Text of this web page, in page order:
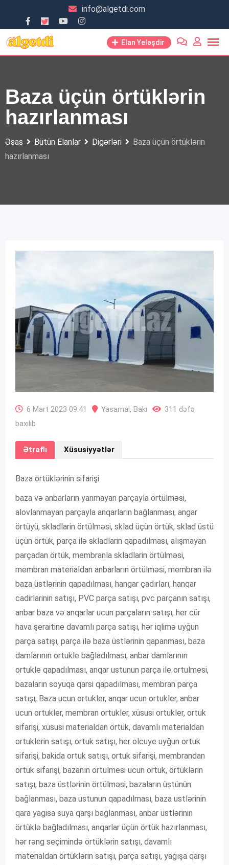
content
info@algetdi.com
Elan Yeləşdir
Baza üçün örtüklərin
hazırlanması
Əsas Bütün Elanlar Digərləri
Baza üçün örtüklərin
hazırlanması
6 Mart 2023 09:41 Yasamal, Bakı
311 dəfə
baxılıb
Ətraflı Xüsusiyyətlər
Baza örtüklərinin sifarişi
baza və anbarların yanmayan parçayla örtülməsi,
alovlanmayan parçayla anqarların bağlanması, angar
örtüyü, skladlarin örtülməsi, sklad üçün örtük, sklad üstü
üçün örtük, parça ilə skladlarin qapadılması, alışmayan
parçadan örtük, membranla skladlarin örtülməsi,
membran materialdan anbarların örtülməsi, membran ilə
baza üstlərinin qapadılması, hangar çadırları, hanqar
cadirlarinin satışı, PVC parça satışı, pvc parçanın satışı,
anbar baza və anqarlar ucun parçaların satışı, her cür
hava şeraitine davamlı parça satışı, hər iqlimə uyğun
parça satışı, parça ilə baza üstlərinin qapanması, baza
damlarının ortukle bağladılması, anbar damlarının
ortukle qapadılması, anqar ustunun parça ile ortulmesi,
bazaların soyuqa qarsi qapadılması, membran parça
satışı, Baza ucun ortukler, anqar ucun ortukler, anbar
ucun ortukler, membran ortukler, xüsusi ortukler, ortuk
sifarişi, xüsusi materialdan örtük, davamlı materialdan
ortuklerin satışı, ortuk satışı, her olcuye uyğun ortuk
sifarişi, bakida ortuk satışı, ortuk sifarişi, membrandan
ortuk sifarişi, bazanın ortulmesi ucun ortuk, örtüklərin
satışı, baza üstlərinin örtülməsi, bazaların üstünün
bağlanması, baza ustunun qapadılması, baza ustlərinin
qara yagisa suya qarşı bağlanması, anbar üstlərinin
örtüklə bağladılması, anqarlar üçün örtük hazırlanması,
hər rəng seçimində örtüklərin satışı, davamlı
materialdan örtüklərin satışı, parça satışı, yağışa qarşı